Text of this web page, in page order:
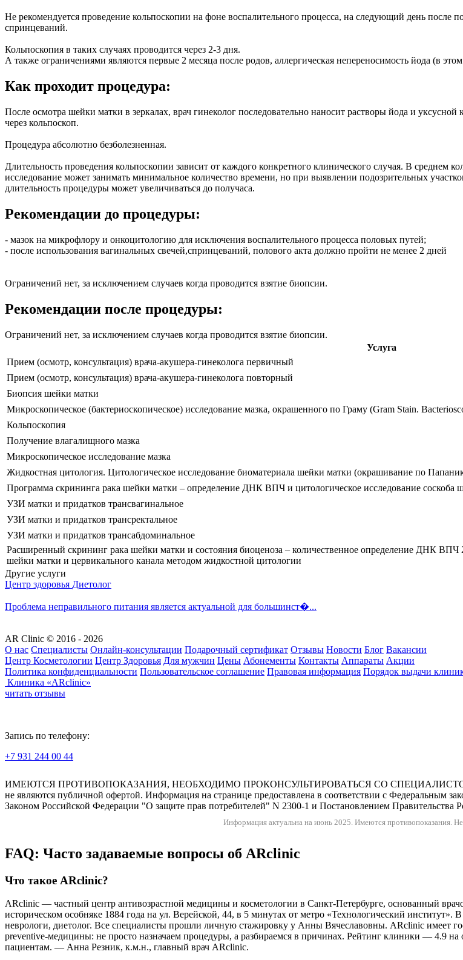
Не рекомендуется проведение кольпоскопии на фоне воспалительного процесса, на следующий день после
спринцеваний.
Кольпоскопия в таких случаях проводится через 2-3 дня.
А также ограничениями являются первые 2 месяца после родов, аллергическая непереносимость йода (в
Как проходит процедура:
После осмотра шейки матки в зеркалах, врач гинеколог последовательно наносит растворы йода и
через кольпоскоп.
Процедура абсолютно безболезненная.
Длительность проведения кольпоскопии зависит от каждого конкретного клинического случая. В среднем
исследование может занимать минимальное количество времени, но при выявлении подозрительных
длительность процедуры может увеличиваться до получаса.
Рекомендации до процедуры:
- мазок на микрофлору и онкоцитологию для исключения воспалительного процесса половых путей;
- после использования вагинальных свечей,спринцеваний, полового акта должно пройти не менее 2 дней
Ограничений нет, за исключением случаев когда проводится взятие биопсии.
Рекомендации после процедуры:
Ограничений нет, за исключением случаев когда проводится взятие биопсии.
Услуга
Прием (осмотр, консультация) врача-акушера-гинеколога первичный
Прием (осмотр, консультация) врача-акушера-гинеколога повторный
Биопсия шейки матки
Микроскопическое (бактериоскопическое) исследование мазка, окрашенного по Граму (Gram Stain.
Кольпоскопия
Получение влагалищного мазка
Микроскопическое исследование мазка
Жидкостная цитология. Цитологическое исследование биоматериала шейки матки (окрашивание по
Программа скрининга рака шейки матки – определение ДНК ВПЧ и цитологическое исследование соскоба
УЗИ матки и придатков трансвагинальное
УЗИ матки и придатков трансректальное
УЗИ матки и придатков трансабдоминальное
Расширенный скрининг рака шейки матки и состояния биоценоза – количественное определение ДНК ВПЧ
шейки матки и цервикального канала методом жидкостной цитологии
Другие услуги
Центр здоровья Диетолог
Проблема неправильного питания является актуальной для большинст�...
AR Clinic © 2016 - 2026
О нас Специалисты Онлайн-консультации Подарочный сертификат Отзывы Новости Блог Вакансии
Центр Косметологии Центр Здоровья Для мужчин Цены Абонементы Контакты Аппараты Акции
Политика конфиденциальности Пользовательское соглашение Правовая информация Порядок выдачи
Клиника «ARclinic»
читать отзывы
Запись по телефону:
+7 931 244 00 44
ИМЕЮТСЯ ПРОТИВОПОКАЗАНИЯ, НЕОБХОДИМО ПРОКОНСУЛЬТИРОВАТЬСЯ СО СПЕЦИАЛИСТОМ. 16+
не являются публичной офертой. Информация на странице предоставлена в соответствии с Федеральным
Законом Российской Федерации "О защите прав потребителей" N 2300-1 и Постановлением Правительства
Информация актуальна на июнь 2025. Имеются противопоказания.
FAQ: Часто задаваемые вопросы об ARclinic
Что такое ARclinic?
ARclinic — частный центр антивозрастной медицины и косметологии в Санкт-Петербурге, основанный
историческом особняке 1884 года на ул. Верейской, 44, в 5 минутах от метро «Технологический
неврологи, диетолог. Все специалисты прошли личную стажировку у Анны Вячеславовны. ARclinic имеет
preventive-медицины: не просто назначаем процедуры, а разбираемся в причинах. Рейтинг клиники — 4.9
пациентам. — Анна Резник, к.м.н., главный врач ARclinic.